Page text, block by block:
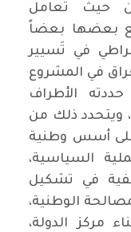
حيث تعامل
بعضها بعضاً
في تَسيير
في المشروع
الأطراف
ويتحدد ذلك من
على أسس وطنية
السياسية،
في تشكيل
الوطنية،
مركز الدولة،